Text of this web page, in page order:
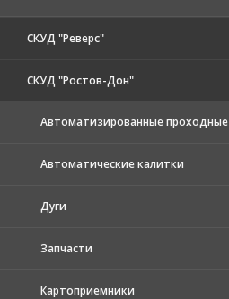
СКУД "Реверс"
СКУД "Ростов-Дон"
Автоматизированные проходные
Автоматические калитки
Дуги
Запчасти
Картоприемники